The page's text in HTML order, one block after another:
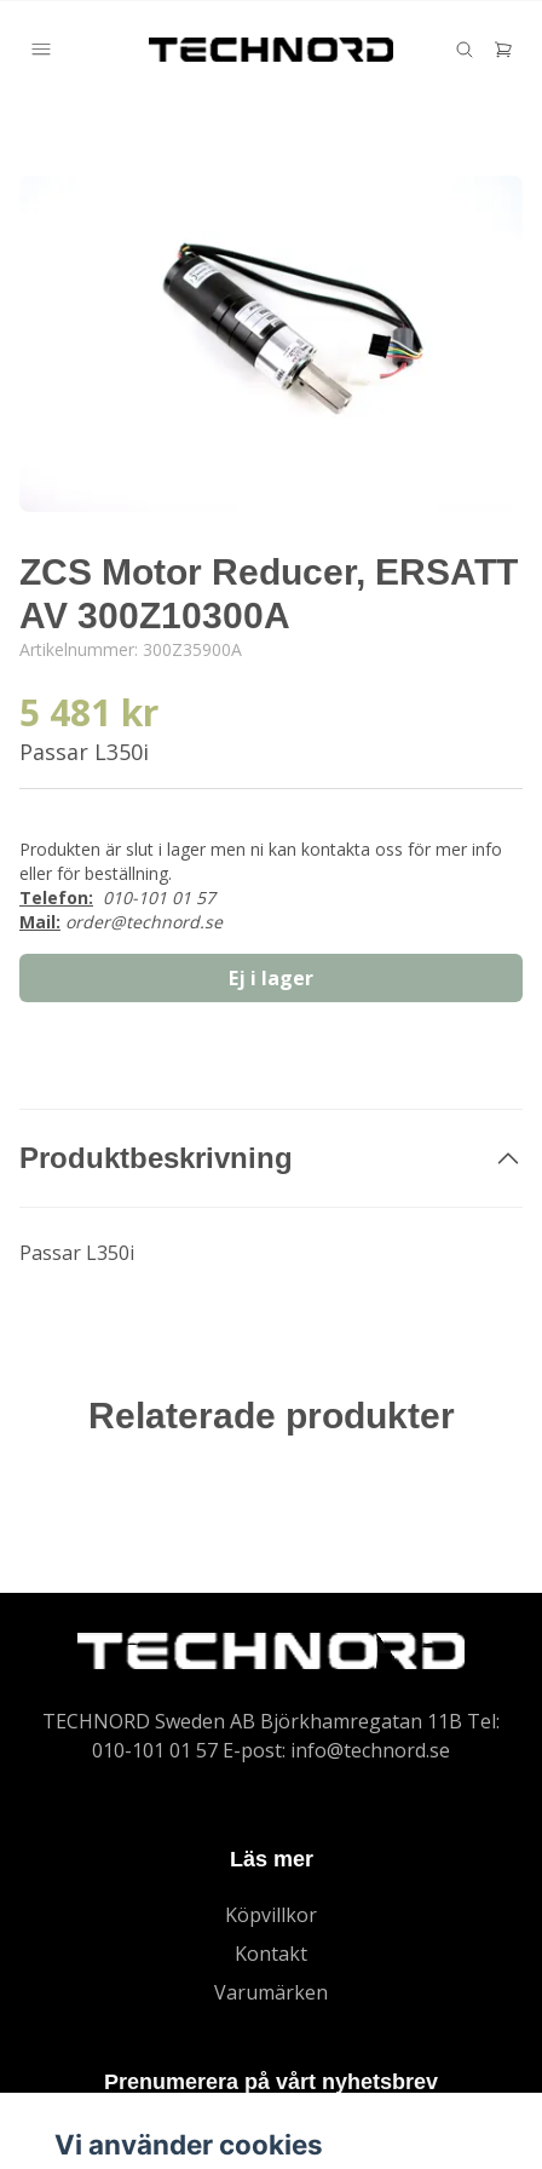
ZCS Motor Reducer, ERSATT
AV 300Z10300A
Artikelnummer: 300Z35900A
5 481 kr
Passar L350i
Produkten är slut i lager men ni kan kontakta oss för mer info
eller för beställning.
Telefon: 010-101 01 57
Mail: order@technord.se
Ej i lager
Produktbeskrivning
Passar L350i
Relaterade produkter
TECHNORD Sweden AB Björkhamregatan 11B Tel:
010-101 01 57 E-post: info@technord.se
Läs mer
Köpvillkor
Kontakt
Varumärken
Prenumerera på vårt nyhetsbrev
Vi använder cookies